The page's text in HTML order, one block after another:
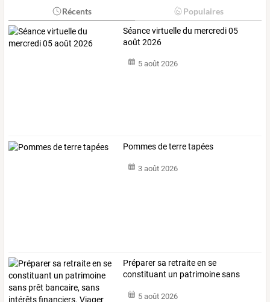
Récents Populaires
Séance virtuelle du mercredi 05
août 2026
5 août 2026
Pommes de terre tapées
3 août 2026
Préparersa retraiteen se
constituant un patrimoinesans
5 août 2026